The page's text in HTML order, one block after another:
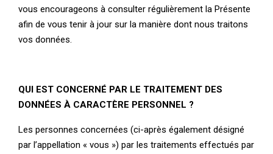
vous encourageons à consulter régulièrement la Présente
afin de vous tenir à jour sur la manière dont nous traitons
vos données.
QUI EST CONCERNÉ PAR LE TRAITEMENT DES
DONNÉES À CARACTÈRE PERSONNEL ?
Les personnes concernées (ci-après également désigné
par l’appellation « vous ») par les traitements effectués par